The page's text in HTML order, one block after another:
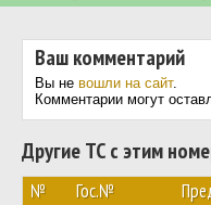
Ваш комментарий
Вы не вошли на сайт.
Комментарии могут
Другие ТС с этим
№ Гос.№